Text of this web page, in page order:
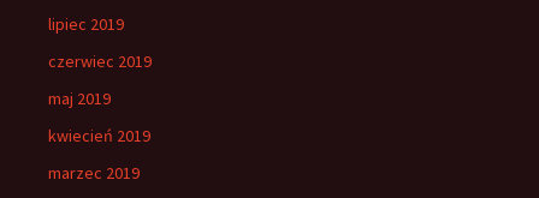
lipiec 2019
czerwiec 2019
maj 2019
kwiecień 2019
marzec 2019